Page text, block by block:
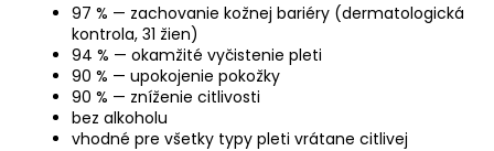
97 % — zachovanie kožnej bariéry (dermatologická
kontrola, 31 žien)
94 % — okamžité vyčistenie pleti
90 % — upokojenie pokožky
90 % — zníženie citlivosti
bez alkoholu
vhodné pre všetky typy pleti vrátane citlivej